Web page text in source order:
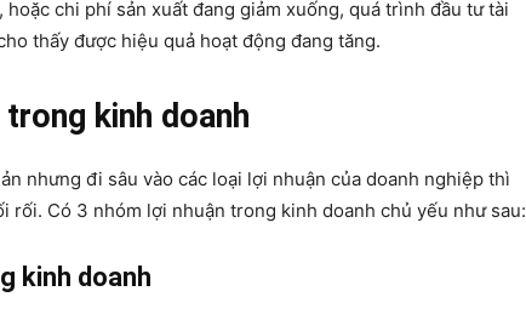
chi phí sản xuất đang giảm xuống, quá trình đầu tư tài
thấy được hiệu quả hoạt động đang tăng.
kinh doanh
nhưng đi sâu vào các loại lợi nhuận của doanh nghiệp thì
rối. Có 3 nhóm lợi nhuận trong kinh doanh chủ yếu như sau:
kinh doanh